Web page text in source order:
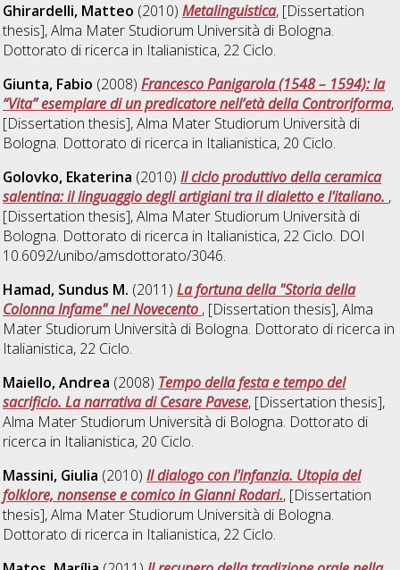
Ghirardelli, Matteo (2010)Metalinguistica, [Dissertation
thesis], Alma Mater Studiorum Università di Bologna.
Dottorato di ricerca in Italianistica, 22 Ciclo.
Giunta, Fabio (2008)Francesco Panigarola (1548 – 1594): la
“Vita” esemplare di un predicatore nell’età della Controriforma,
[Dissertation thesis], Alma Mater Studiorum Università di
Bologna. Dottorato di ricerca in Italianistica, 20 Ciclo.
Golovko, Ekaterina (2010)Il ciclo produttivo della ceramica
salentina: il linguaggio degli artigiani tra il dialetto e l'italiano. ,
[Dissertation thesis], Alma Mater Studiorum Università di
Bologna. Dottorato di ricerca in Italianistica, 22 Ciclo. DOI
10.6092/unibo/amsdottorato/3046.
Hamad, Sundus M. (2011)La fortuna della "Storia della
Colonna Infame" nel Novecento , [Dissertation thesis], Alma
Mater Studiorum Università di Bologna. Dottorato di ricerca in
Italianistica, 22 Ciclo.
Maiello, Andrea (2008) Tempo della festa e tempo del
sacrificio. La narrativa di Cesare Pavese, [Dissertation thesis],
Alma Mater Studiorum Università di Bologna. Dottorato di
ricerca in Italianistica, 20 Ciclo.
Massini, Giulia (2010)Il dialogo con l'infanzia. Utopia del
folklore, nonsense e comico in Gianni Rodari., [Dissertation
thesis], Alma Mater Studiorum Università di Bologna.
Dottorato di ricerca in Italianistica, 22 Ciclo.